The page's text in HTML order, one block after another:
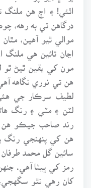
اٿئي! ۽ اڄ هن ملنگ
درگاهن تي به رهه،
موالي ٿيو آهين،
اڃان تائين هي ملنگ
مون کي يقين ٿيڻ ٿو
هن تي نوري نگاهه
لطيف سرڪار جي
لٽن ۽ مٽي ۽ رنگ
رند صاحب جيڪو هن
هن کي پنهنجي رنگ
سائين گل محمد
رمز کي ڀيٽا آهي.
کان رهي نٿو